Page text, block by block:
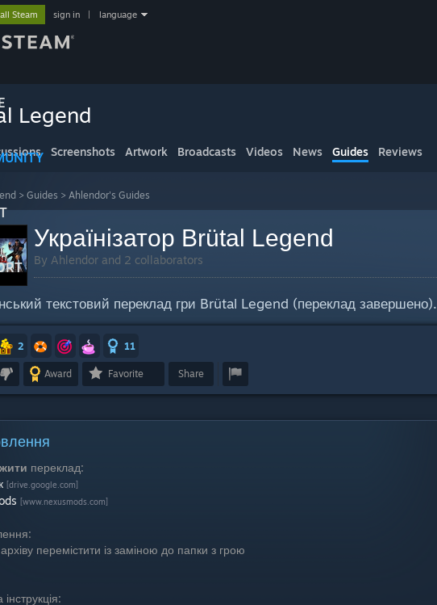
Steam sign in language
Legend
Screenshots Artwork Broadcasts Videos News Guides Reviews
> Guides > Ahlendor's Guides
Українізатор Brütal Legend
By Ahlendor and 2 collaborators
текстовий переклад гри Brütal Legend (переклад завершено).
2 11
Award Favorite Share
переклад:
[drive.google.com]
[www.nexusmods.com]
перемістити із заміною до папки з грою